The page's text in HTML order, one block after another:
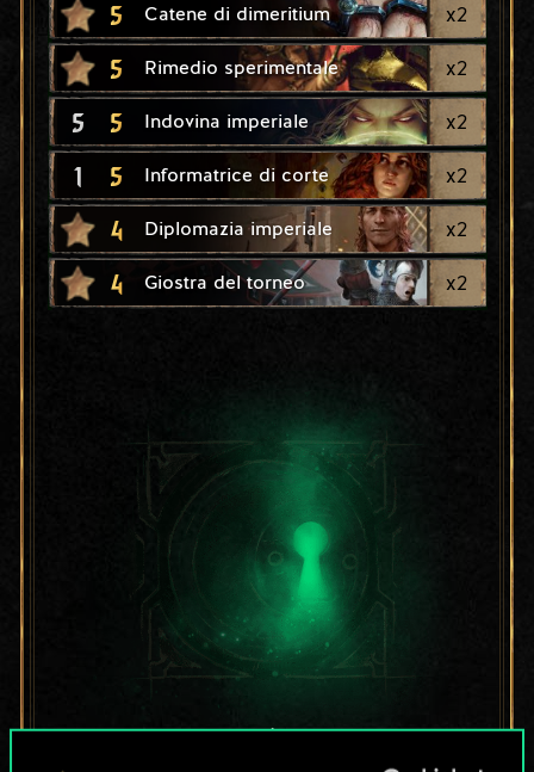
5 Catene di dimeritium x2
5 Rimedio sperimentale x2
5 5 Indovina imperiale x2
1 5 Informatrice di corte x2
4 Diplomazia imperiale x2
4 Giostra del torneo x2